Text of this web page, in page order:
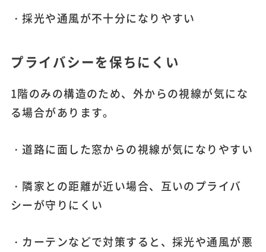
・採光や通風が不十分になりやすい
プライバシーを保ちにくい
1階のみの構造のため、外からの視線が気にな
る場合があります。
・道路に面した窓からの視線が気になりやすい
・隣家との距離が近い場合、互いのプライバ
シーが守りにくい
・カーテンなどで対策すると、採光や通風が悪